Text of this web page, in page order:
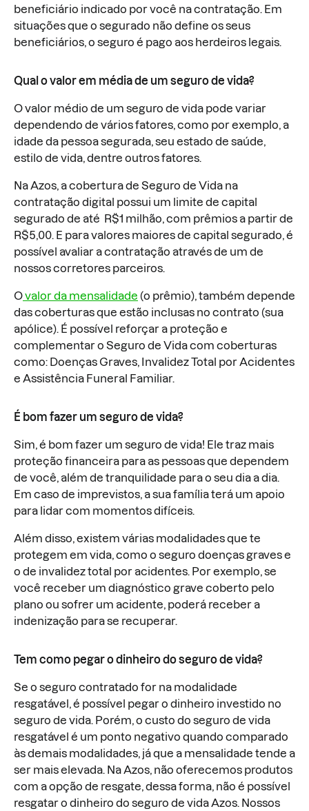
beneficiário indicado por você na contratação. Em
situações que o segurado não define os seus
beneficiários, o seguro é pago aos herdeiros legais.
Qual o valor em média de um seguro de vida?
O valor médio de um seguro de vida pode variar
dependendo de vários fatores, como por exemplo, a
idade da pessoa segurada, seu estado de saúde,
estilo de vida, dentre outros fatores.
Na Azos, a cobertura de Seguro de Vida na
contratação digital possui um limite de capital
segurado de até R$1 milhão, com prêmios a partir de
R$5,00. E para valores maiores de capital segurado, é
possível avaliar a contratação através de um de
nossos corretores parceiros.
Ovalor da mensalidade (o prêmio), também depende
das coberturas que estão inclusas no contrato (sua
apólice). É possível reforçar a proteção e
complementar o Seguro de Vida com coberturas
como: Doenças Graves, Invalidez Total por Acidentes
e Assistência Funeral Familiar.
É bom fazer um seguro de vida?
Sim, é bom fazer um seguro de vida! Ele traz mais
proteção financeira para as pessoas que dependem
de você, além de tranquilidade para o seu dia a dia.
Em caso de imprevistos, a sua família terá um apoio
para lidar com momentos difíceis.
Além disso, existem várias modalidades que te
protegem em vida, como o seguro doenças graves e
o de invalidez total por acidentes. Por exemplo, se
você receber um diagnóstico grave coberto pelo
plano ou sofrer um acidente, poderá receber a
indenização para se recuperar.
Tem como pegar o dinheiro do seguro de vida?
Se o seguro contratado for na modalidade
resgatável, é possível pegar o dinheiro investido no
seguro de vida. Porém, o custo do seguro de vida
resgatável é um ponto negativo quando comparado
às demais modalidades, já que a mensalidade tende a
ser mais elevada. Na Azos, não oferecemos produtos
com a opção de resgate, dessa forma, não é possível
resgatar o dinheiro do seguro de vida Azos. Nossos